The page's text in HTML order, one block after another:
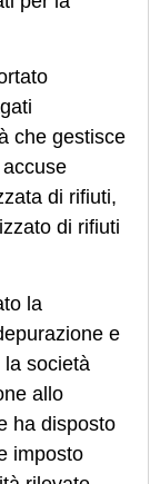
che gestisce
di rifiuti,
di rifiuti
la
e
la società
allo
ha disposto
imposto